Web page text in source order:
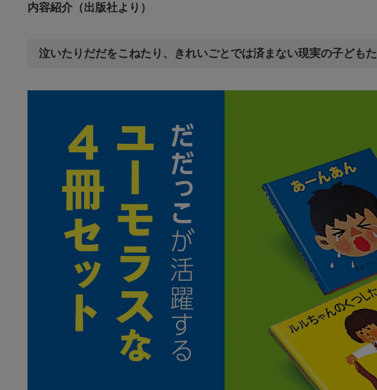
内容紹介（出版社より）
泣いたりだだをこねたり、きれいごとでは済まない現実の子ども